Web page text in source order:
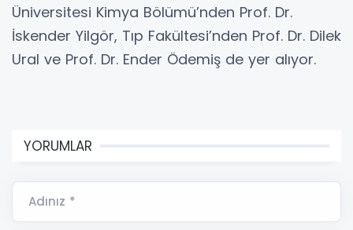
Üniversitesi Kimya Bölümü’nden Prof. Dr.
İskender Yilgör, Tıp Fakültesi’nden Prof. Dr. Dilek
Ural ve Prof. Dr. Ender Ödemiş de yer alıyor.
YORUMLAR
Adınız *